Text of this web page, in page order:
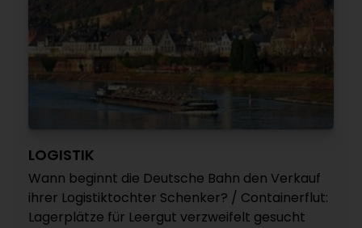
LOGISTIK
Wann beginnt die Deutsche Bahn den Verkauf
ihrer Logistiktochter Schenker? / Containerflut:
Lagerplätze für Leergut verzweifelt gesucht